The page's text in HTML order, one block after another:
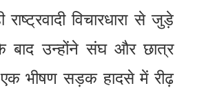
विचारधारा से जुड़े
बाद उन्होंने संघ और छात्र
एक भीषण सड़क हादसे में रीढ़